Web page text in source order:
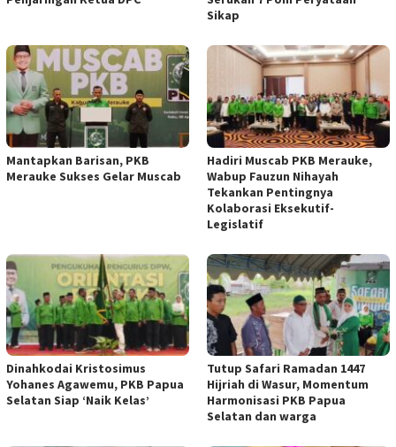
Sikap
Mantapkan Barisan, PKB
Merauke Sukses Gelar Muscab
Hadiri Muscab PKB Merauke,
Wabup Fauzun Nihayah
Tekankan Pentingnya
Kolaborasi Eksekutif-
Legislatif
Dinahkodai Kristosimus
Yohanes Agawemu, PKB Papua
Selatan Siap ‘Naik Kelas’
Tutup Safari Ramadan 1447
Hijriah di Wasur, Momentum
Harmonisasi PKB Papua
Selatan dan warga